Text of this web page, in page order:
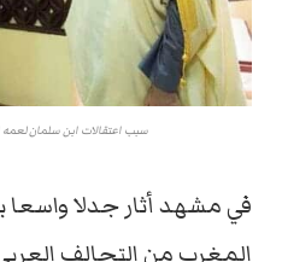
سبب اعتقالات ابن سلمان لعمه
في مشهد أثار جدلا واسعا
المغرب من التحالف